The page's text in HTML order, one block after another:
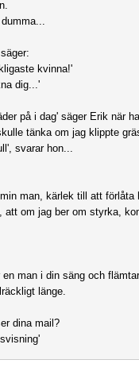
kvinna!'
dig...'
på i dag' säger Erik när
tänka om jag klippte
svarar hon...
man, kärlek till att förlåta
att om jag ber om styrka,
man i din säng och
länge.
dina mail?